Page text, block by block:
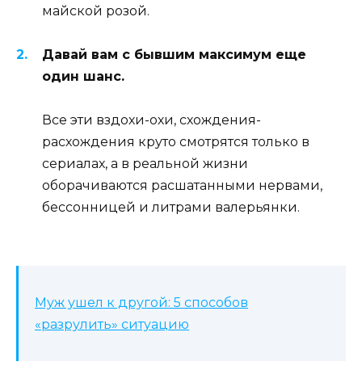
майской розой.
Давай вам с бывшим максимум еще
один шанс.
Все эти вздохи-охи, схождения-
расхождения круто смотрятся только в
сериалах, а в реальной жизни
оборачиваются расшатанными нервами,
бессонницей и литрами валерьянки.
Муж ушел к другой: 5 способов
«разрулить» ситуацию